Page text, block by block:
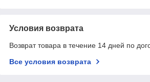
Условия возврата
Возврат товара в течение 14 дней по
Все условия возврата